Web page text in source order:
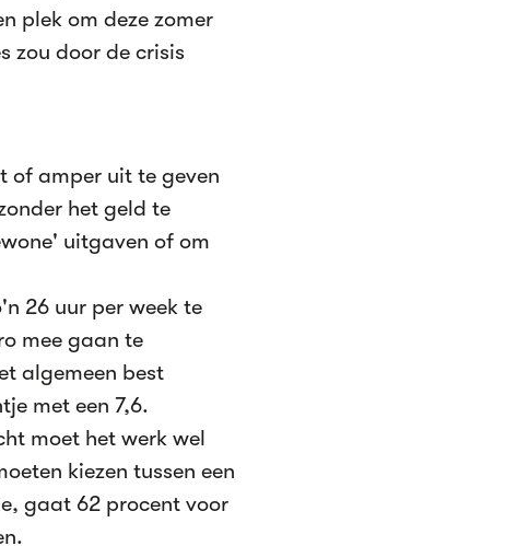
plek om deze zomer
zou door de crisis
of amper uit te geven
het geld te
uitgaven of om
26 uur per week te
mee gaan te
algemeen best
met een 7,6.
moet het werk wel
kiezen tussen een
gaat 62 procent voor